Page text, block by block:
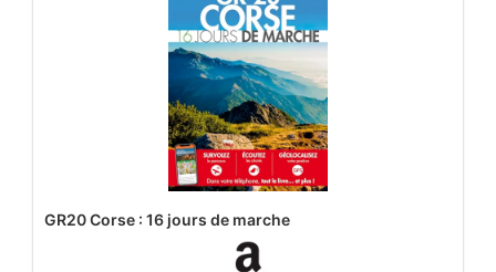
GR20 Corse : 16 jours de marche